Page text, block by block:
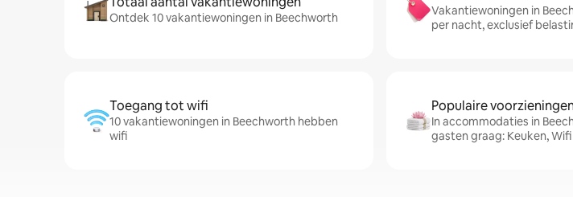
Ontdek 10 vakantiewoningen in Beechworth
Vakantiewoningen in
per nacht, exclusief
Toegang tot wifi
10 vakantiewoningen in Beechworth hebben
wifi
Populaire
In accommodaties in
gasten graag: Keuken,